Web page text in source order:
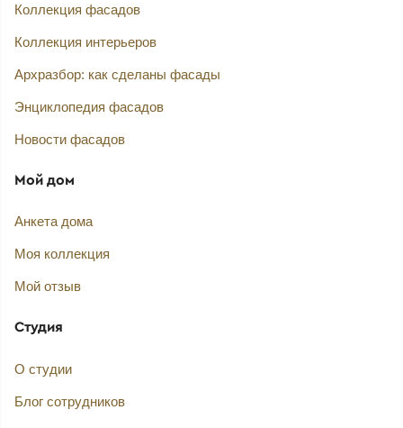
Коллекция фасадов
Коллекция интерьеров
Архразбор: как сделаны фасады
Энциклопедия фасадов
Новости фасадов
Мой дом
Анкета дома
Моя коллекция
Мой отзыв
Студия
О студии
Блог сотрудников